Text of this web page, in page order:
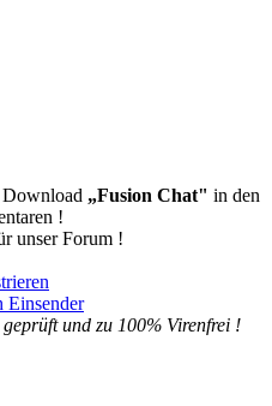
„Fusion Chat" in den
!
unser Forum !
Einsender
und zu 100% Virenfrei !